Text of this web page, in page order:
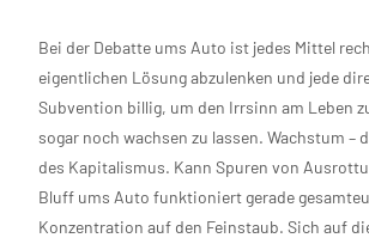
Bei der Debatte ums Auto ist jedes Mittel
eigentlichen Lösung abzulenken und jede
Subvention billig, um den Irrsinn am Leben
sogar noch wachsen zu lassen. Wachstum –
des Kapitalismus. Kann Spuren von
Bluff ums Auto funktioniert gerade
Konzentration auf den Feinstaub. Sich auf